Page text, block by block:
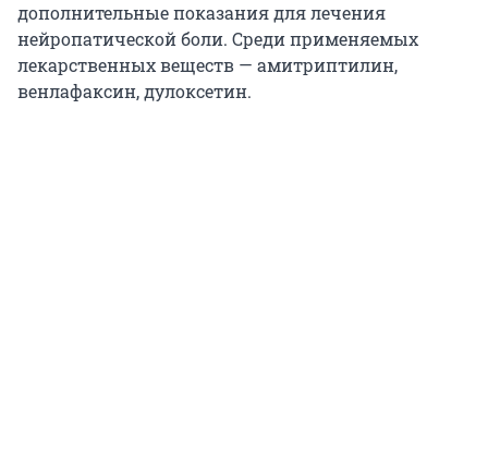
дополнительные показания для лечения
нейропатической боли. Среди применяемых
лекарственных веществ — амитриптилин,
венлафаксин, дулоксетин.